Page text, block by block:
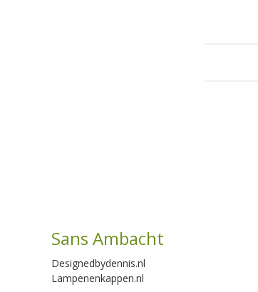
Sans Ambacht
Designedbydennis.nl
Lampenenkappen.nl